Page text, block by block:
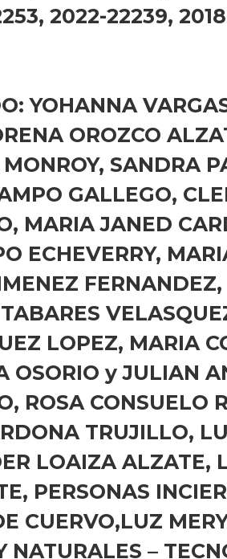
2022-22239,
YOHANNA
OROZCO
SANDRA
GALLEGO,
MARIA JANED
ECHEVERRY,
FERNANDEZ,
LOPEZ, MARIA
y JULIAN
ROSA CONSUELO
TRUJILLO,
LOAIZA ALZATE,
PERSONAS
CUERVO,LUZ
NATURALES –